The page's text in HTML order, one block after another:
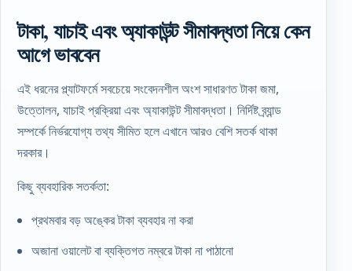
টাকা, যাচাই এবং অ্যাকাউন্ট সীমাবদ্ধতা নিয়ে কেন
আগে ভাববেন
এই ধরনের প্ল্যাটফর্মে সবচেয়ে সংবেদনশীল অংশ সাধারণত টাকা জমা,
উত্তোলন, যাচাই প্রক্রিয়া এবং অ্যাকাউন্ট সীমাবদ্ধতা। নির্দিষ্ট ব্র্যান্ড
সম্পর্কে নির্ভরযোগ্য তথ্য সীমিত হলে এখানে আরও বেশি সতর্ক থাকা
দরকার।
কিছু ব্যবহারিক সতর্কতা:
প্রথমবার বড় অঙ্কের টাকা ব্যবহার না করা
অজানা ওয়ালেট বা ব্যক্তিগত নম্বরে টাকা না পাঠানো